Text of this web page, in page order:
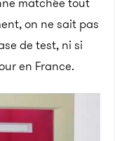
on ne sait pas
de test, ni si
en France.